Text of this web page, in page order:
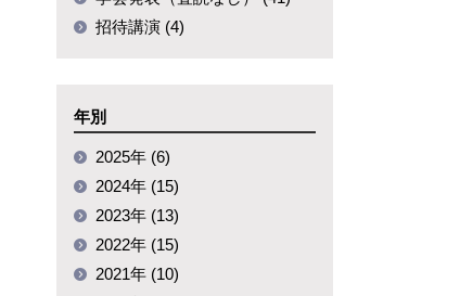
招待講演 (4)
年別
2025年 (6)
2024年 (15)
2023年 (13)
2022年 (15)
2021年 (10)